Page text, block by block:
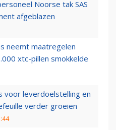
Noorse tak SAS
afgeblazen
neemt maatregelen
xtc-pillen smokkelde
voor leverdoelstelling en
verder groeien